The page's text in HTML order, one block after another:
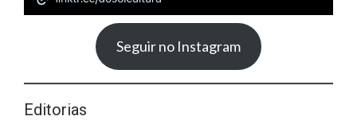
Seguir no Instagram
Editorias